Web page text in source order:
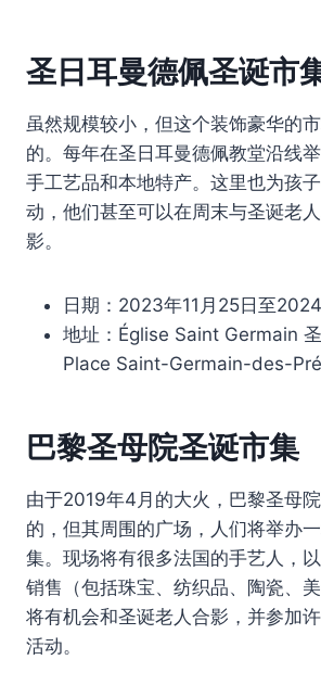
圣日耳曼德佩圣诞市
虽然规模较小，但这个装饰豪华的
的。每年在圣日耳曼德佩教堂沿线
手工艺品和本地特产。这里也为孩
动，他们甚至可以在周末与圣诞老
影。
日期：2023年11月25日至
地址：Église Saint Germain
Place Saint-Germain-des-
巴黎圣母院圣诞市集
由于2019年4月的大火，巴黎圣母
的，但其周围的广场，人们将举办
集。现场将有很多法国的手艺人，
销售（包括珠宝、纺织品、陶瓷、
将有机会和圣诞老人合影，并参加
活动。